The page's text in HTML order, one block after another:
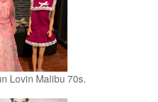
Lovin Malibu 70s.